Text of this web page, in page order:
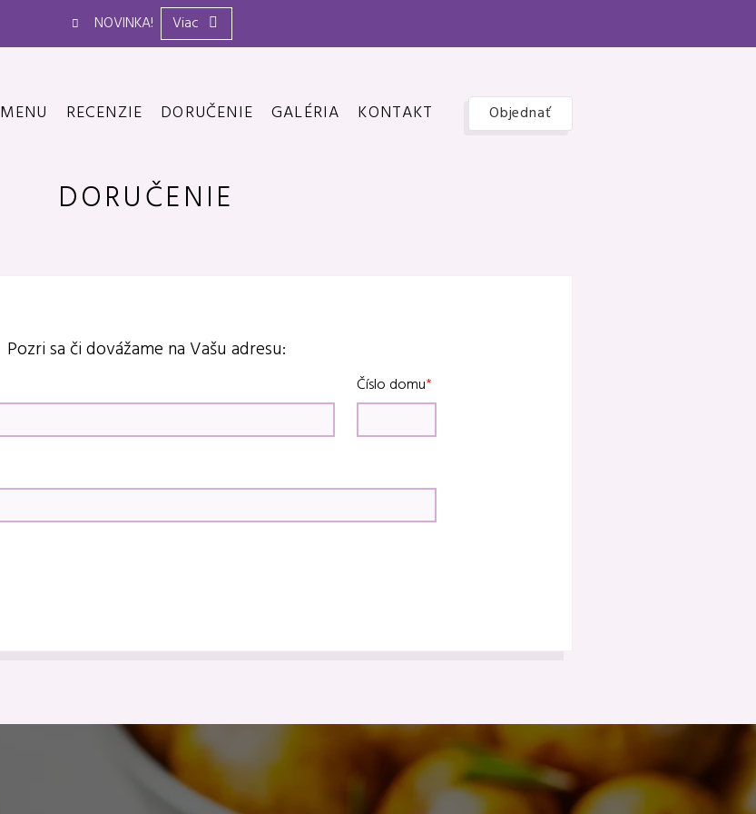
NOVINKA! Viac
MENU RECENZIE DORUČENIE GALÉRIA KONTAKT Objednať
DORUČENIE
Pozri sa či dovážame na Vašu adresu:
Číslo domu